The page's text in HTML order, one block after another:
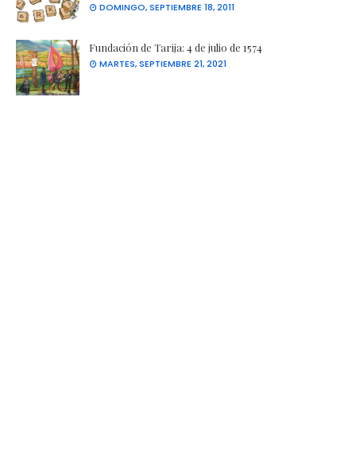
DOMINGO, SEPTIEMBRE 18, 2011
Fundación de Tarija: 4 de julio de 1574
MARTES, SEPTIEMBRE 21, 2021